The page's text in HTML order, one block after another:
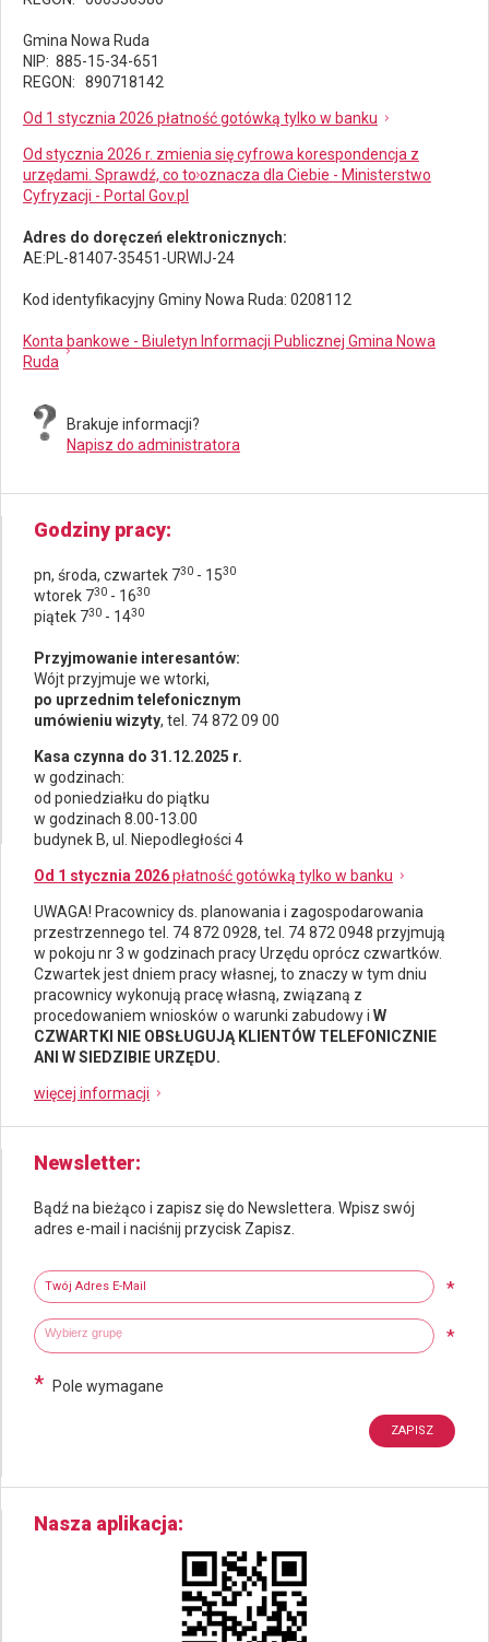
Gmina Nowa Ruda
NIP: 885-15-34-651
REGON: 890718142
Od 1 stycznia 2026 płatność gotówką tylko w banku
Od stycznia 2026 r. zmienia się cyfrowa korespondencja z
urzędami. Sprawdź, co to oznacza dla Ciebie - Ministerstwo
Cyfryzacji - Portal Gov.pl
Adres do doręczeń elektronicznych:
AE:PL-81407-35451-URWIJ-24
Kod identyfikacyjny Gminy Nowa Ruda: 0208112
Konta bankowe - Biuletyn Informacji Publicznej Gmina Nowa
Ruda
Brakuje informacji?
Napisz do administratora
Godziny pracy
pn, środa, czwartek 730 - 1530
wtorek 730 - 1630
piątek 730 - 1430
Przyjmowanie interesantów:
Wójt przyjmuje we wtorki,
po uprzednim telefonicznym
umówieniu wizyty, tel. 74 872 09 00
Kasa czynna do 31.12.2025 r.
w godzinach:
od poniedziałku do piątku
w godzinach 8.00-13.00
budynek B, ul. Niepodległości 4
Od 1 stycznia 2026płatność gotówką tylko w banku
UWAGA! Pracownicy ds. planowania i zagospodarowania
przestrzennego tel. 74 872 0928, tel. 74 872 0948 przyjmują
w pokoju nr 3 w godzinach pracy Urzędu oprócz czwartków.
Czwartek jest dniem pracy własnej, to znaczy w tym dniu
pracownicy wykonują pracę własną, związaną z
procedowaniem wniosków o warunki zabudowy i W
CZWARTKI NIE OBSŁUGUJĄ KLIENTÓW TELEFONICZNIE
ANI W SIEDZIBIE URZĘDU.
więcej informacji
Newsletter
Bądź na bieżąco i zapisz się do Newslettera. Wpisz swój
adres e-mail i naciśnij przycisk Zapisz.
Twój adres e-mail
*
Wybierz grupy tematyczne *
Wpisz wyszukiwaną fraze
* Pole wymagane
Nasza aplikacja